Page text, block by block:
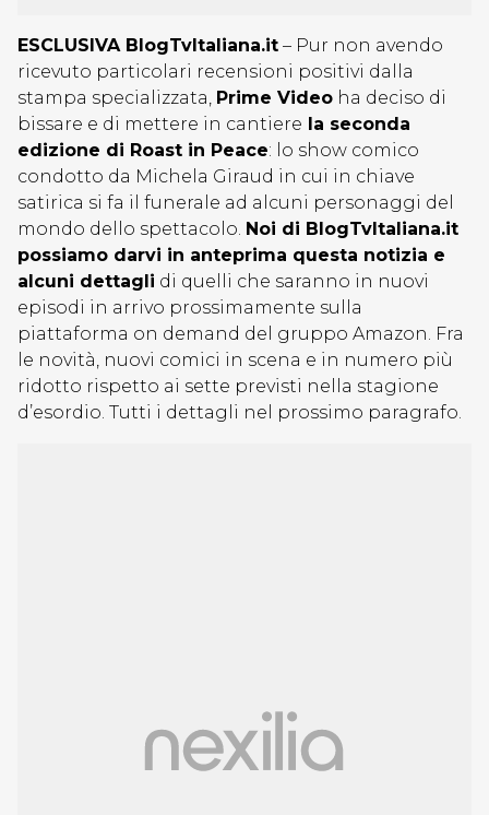
ESCLUSIVA BlogTvItaliana.it – Pur non avendo
ricevuto particolari recensioni positivi dalla
stampa specializzata, Prime Video ha deciso di
bissare e di mettere in cantiere la seconda
edizione di Roast in Peace: lo show comico
condotto da Michela Giraud in cui in chiave
satirica si fa il funerale ad alcuni personaggi del
mondo dello spettacolo. Noi di BlogTvItaliana.it
possiamo darvi in anteprima questa notizia e
alcuni dettagli di quelli che saranno in nuovi
episodi in arrivo prossimamente sulla
piattaforma on demand del gruppo Amazon. Fra
le novità, nuovi comici in scena e in numero più
ridotto rispetto ai sette previsti nella stagione
d’esordio. Tutti i dettagli nel prossimo paragrafo.